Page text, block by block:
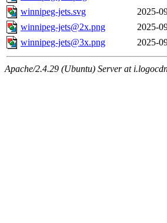
winnipeg-jets.svg
2025-
winnipeg-jets@2x.png
2025-
winnipeg-jets@3x.png
2025-
Apache/2.4.29 (Ubuntu) Server at